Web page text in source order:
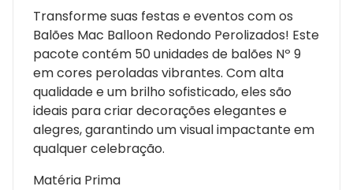
Transforme suas festas e eventos com os
Balões Mac Balloon Redondo Perolizados! Este
pacote contém 50 unidades de balões Nº 9
em cores peroladas vibrantes. Com alta
qualidade e um brilho sofisticado, eles são
ideais para criar decorações elegantes e
alegres, garantindo um visual impactante em
qualquer celebração.
Matéria Prima